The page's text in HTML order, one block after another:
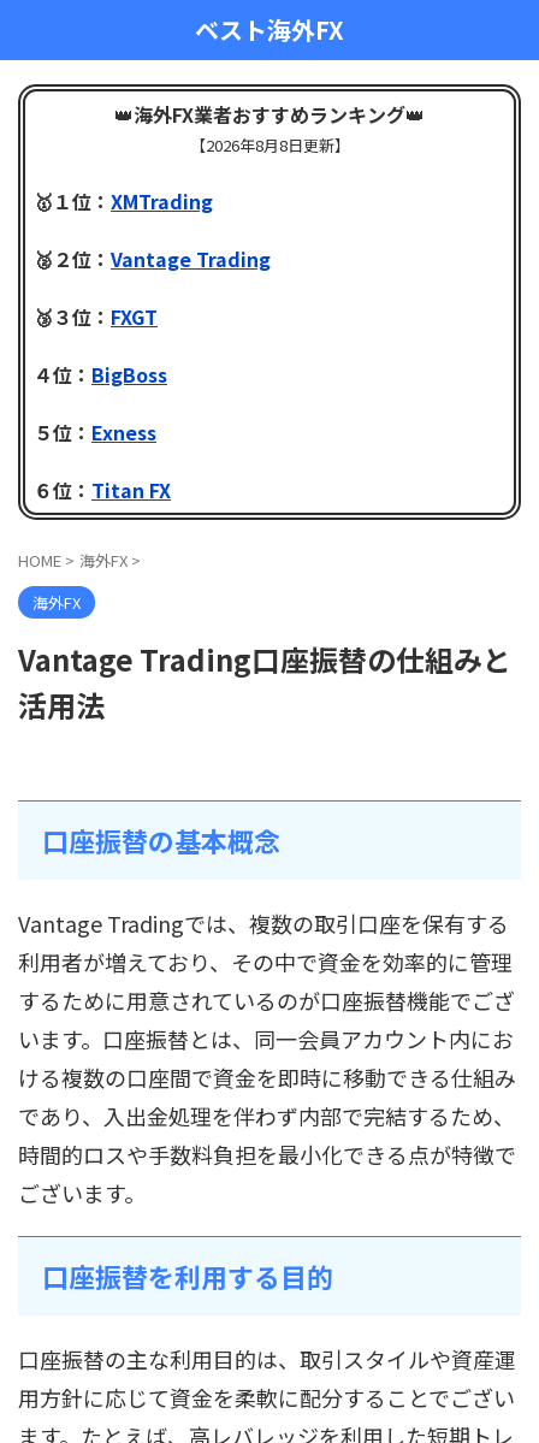
ベスト海外FX
👑海外FX業者おすすめランキング👑
【2026年8月8日更新】
🥇１位： XMTrading
🥈２位： Vantage Trading
🥉３位： FXGT
４位： BigBoss
５位： Exness
６位： Titan FX
HOME > 海外FX >
海外FX
Vantage Trading口座振替の仕組みと
活用法
口座振替の基本概念
Vantage Tradingでは、複数の取引口座を保有する
利用者が増えており、その中で資金を効率的に管理
するために用意されているのが口座振替機能でござ
います。口座振替とは、同一会員アカウント内にお
ける複数の口座間で資金を即時に移動できる仕組み
であり、入出金処理を伴わず内部で完結するため、
時間的ロスや手数料負担を最小化できる点が特徴で
ございます。
口座振替を利用する目的
口座振替の主な利用目的は、取引スタイルや資産運
用方針に応じて資金を柔軟に配分することでござい
ます。たとえば、高レバレッジを利用した短期トレ